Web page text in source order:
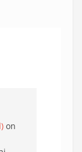
on